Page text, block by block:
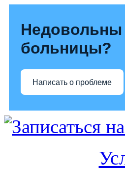
Недовольны
больницы?
Написать о проблеме